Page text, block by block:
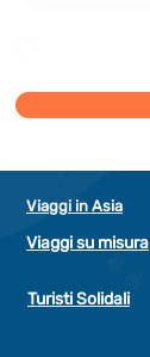
Viaggi in Asia
Viaggi su misura
Turisti Solidali